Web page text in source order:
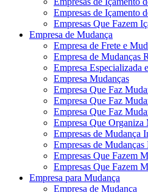
Empresas de Içamento
Empresas Que Fazem
Empresa de Mudança
Empresa de Frete e
Empresa de Mudanças
Empresa Especializada
Empresa Mudanças
Empresa Que Faz
Empresa Que Faz
Empresa Que Faz
Empresa Que Organiza
Empresas de Mudança
Empresas de Mudanças
Empresas Que Fazem
Empresas Que Fazem
Empresa para Mudança
Empresa de Mudança